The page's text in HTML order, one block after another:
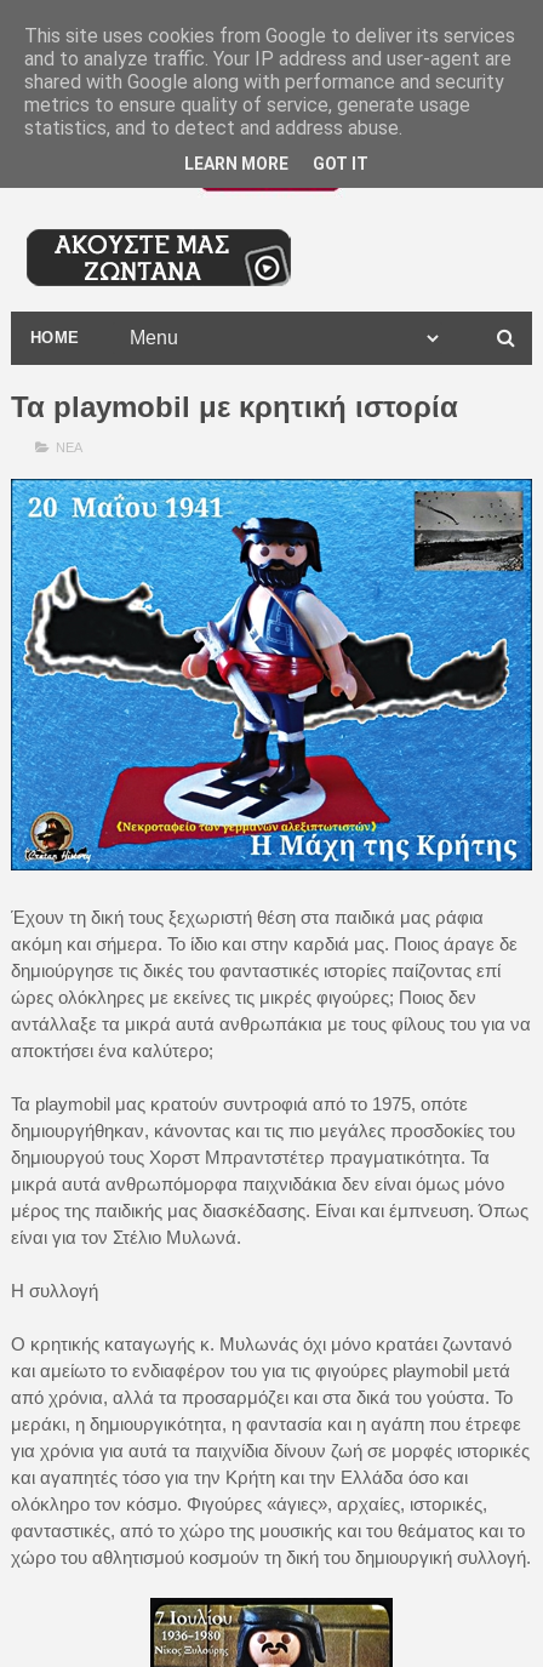
HOME
Τα playmobil με κρητική ιστορία
ΝΕΑ
Έχουν τη δική τους ξεχωριστή θέση στα παιδικά μας ράφια
ακόμη και σήμερα. Το ίδιο και στην καρδιά μας. Ποιος άραγε δε
δημιούργησε τις δικές του φανταστικές ιστορίες παίζοντας επί
ώρες ολόκληρες με εκείνες τις μικρές φιγούρες; Ποιος δεν
αντάλλαξε τα μικρά αυτά ανθρωπάκια με τους φίλους του για να
αποκτήσει ένα καλύτερο;
Τα playmobil μας κρατούν συντροφιά από το 1975, οπότε
δημιουργήθηκαν, κάνοντας και τις πιο μεγάλες προσδοκίες του
δημιουργού τους Χορστ Μπραντστέτερ πραγματικότητα. Τα
μικρά αυτά ανθρωπόμορφα παιχνιδάκια δεν είναι όμως μόνο
μέρος της παιδικής μας διασκέδασης. Είναι και έμπνευση. Όπως
είναι για τον Στέλιο Μυλωνά.
Η συλλογή
Ο κρητικής καταγωγής κ. Μυλωνάς όχι μόνο κρατάει ζωντανό
και αμείωτο το ενδιαφέρον του για τις φιγούρες playmobil μετά
από χρόνια, αλλά τα προσαρμόζει και στα δικά του γούστα. Το
μεράκι, η δημιουργικότητα, η φαντασία και η αγάπη που έτρεφε
για χρόνια για αυτά τα παιχνίδια δίνουν ζωή σε μορφές ιστορικές
και αγαπητές τόσο για την Κρήτη και την Ελλάδα όσο και
ολόκληρο τον κόσμο. Φιγούρες «άγιες», αρχαίες, ιστορικές,
φανταστικές, από το χώρο της μουσικής και του θεάματος και το
χώρο του αθλητισμού κοσμούν τη δική του δημιουργική συλλογή.
This site uses cookies from Google to deliver its services
and to analyze traffic. Your IP address and user-agent are
shared with Google along with performance and security
metrics to ensure quality of service, generate usage
statistics, and to detect and address abuse.
LEARN MORE GOT IT